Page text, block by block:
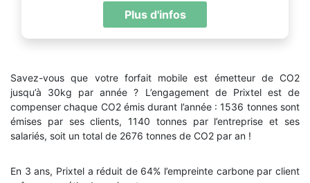
Plus d'infos
Savez-vous que votre forfait mobile est émetteur de CO2
jusqu’à 30kg par année ? L’engagement de Prixtel est de
compenser chaque CO2 émis durant l’année : 1536 tonnes sont
émises par ses clients, 1140 tonnes par l’entreprise et ses
salariés, soit un total de 2676 tonnes de CO2 par an !
En 3 ans, Prixtel a réduit de 64% l’empreinte carbone par client